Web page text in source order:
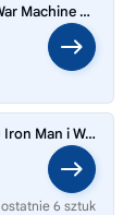
LEGO | Marvel 76320 Iron Man i War Machine vs. Hammer's Drony
LEGO Klocki Super Heroes 76320 Iron Man i War Machine kontra drony Hammera
ostatnie 6 sztuk